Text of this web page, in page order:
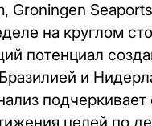
Groningen
на круглом
потенциал
и
подчеркивает